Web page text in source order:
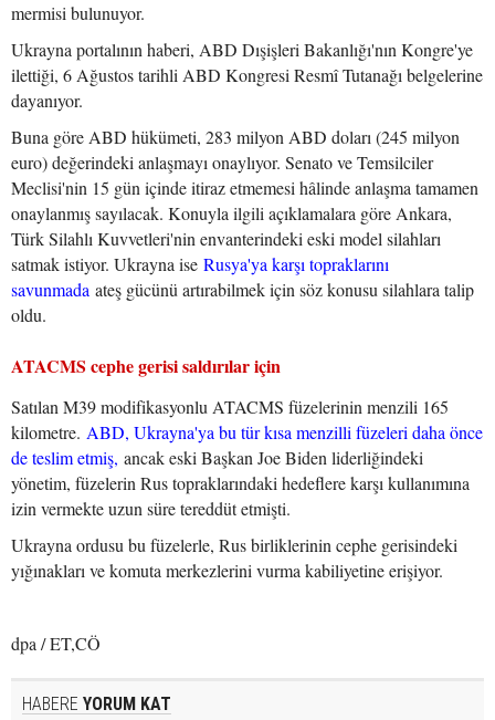
mermisi bulunuyor.
Ukrayna portalının haberi, ABD Dışişleri Bakanlığı'nın Kongre'ye
ilettiği, 6 Ağustos tarihli ABD Kongresi Resmî Tutanağı belgelerine
dayanıyor.
Buna göre ABD hükümeti, 283 milyon ABD doları (245 milyon
euro) değerindeki anlaşmayı onaylıyor. Senato ve Temsilciler
Meclisi'nin 15 gün içinde itiraz etmemesi hâlinde anlaşma tamamen
onaylanmış sayılacak. Konuyla ilgili açıklamalara göre Ankara,
Türk Silahlı Kuvvetleri'nin envanterindeki eski model silahları
satmak istiyor. Ukrayna ise Rusya'ya karşı topraklarını
savunmada ateş gücünü artırabilmek için söz konusu silahlara talip
oldu.
ATACMS cephe gerisi saldırılar için
Satılan M39 modifikasyonlu ATACMS füzelerinin menzili 165
kilometre. ABD, Ukrayna'ya bu tür kısa menzilli füzeleri daha önce
de teslim etmiş, ancak eski Başkan Joe Biden liderliğindeki
yönetim, füzelerin Rus topraklarındaki hedeflere karşı kullanımına
izin vermekte uzun süre tereddüt etmişti.
Ukrayna ordusu bu füzelerle, Rus birliklerinin cephe gerisindeki
yığınakları ve komuta merkezlerini vurma kabiliyetine erişiyor.
dpa / ET,CÖ
HABERE YORUM KAT